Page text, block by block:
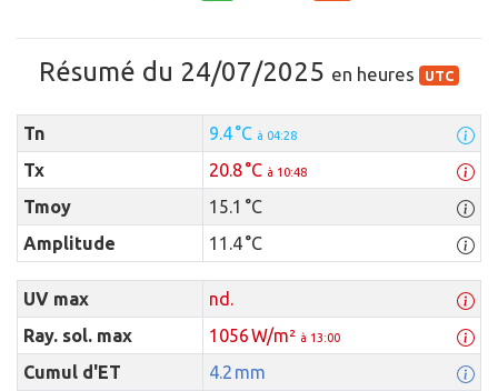
Résumé du 24/07/2025 en heures UTC
Tn 9.4 °C à 04:28
Tx 20.8 °C à 10:48
Tmoy
15.1 °C
Amplitude
11.4 °C
UV max
nd.
Ray. sol. max
1056 W/m² à 13:00
Cumul d'ET 4.2 mm